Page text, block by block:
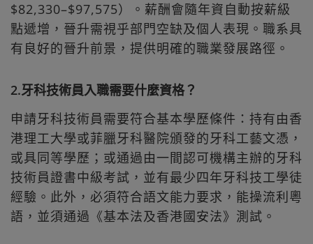
$82,330–$97,575）。薪酬會隨年資自動按薪級
點遞增，晉升需視乎部門空缺及個人表現。職系具
有良好的晉升前景，提供明確的職業發展路徑。
2.牙科技術員入職需要什麼資格？
申請牙科技術員需要符合基本學歷條件：持有由香
港理工大學或菲臘牙科醫院頒發的牙科工藝文憑，
或具同等學歷；或通過由一間認可機構主辦的牙科
技術員證書中級考試，並有最少四年牙科技工學徒
經驗。此外，必須符合語文能力要求，能操流利粵
語，並須通過《基本法及香港國安法》測試。